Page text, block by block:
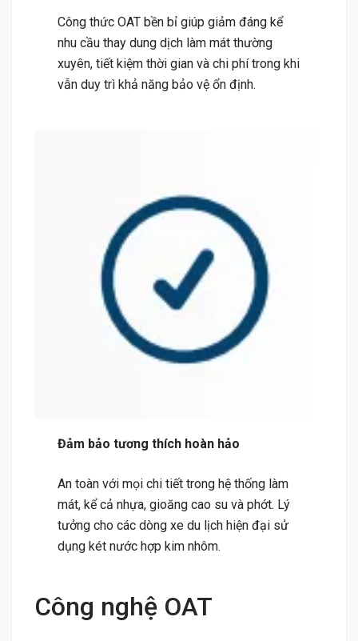
Công thức OAT bền bỉ giúp giảm đáng kể
nhu cầu thay dung dịch làm mát thường
xuyên, tiết kiệm thời gian và chi phí trong khi
vẫn duy trì khả năng bảo vệ ổn định.
Đảm bảo tương thích hoàn hảo
An toàn với mọi chi tiết trong hệ thống làm
mát, kể cả nhựa, gioăng cao su và phớt. Lý
tưởng cho các dòng xe du lịch hiện đại sử
dụng két nước hợp kim nhôm.
Công nghệ OAT